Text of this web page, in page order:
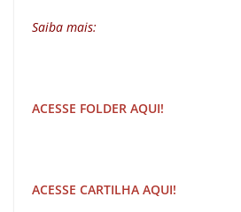
Saiba mais:
ACESSE FOLDER AQUI!
ACESSE CARTILHA AQUI!